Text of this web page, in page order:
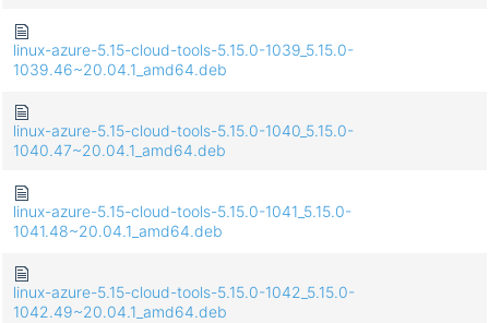
linux-azure-5.15-cloud-tools-5.15.0-1039_5.15.0-
1039.46~20.04.1_amd64.deb
linux-azure-5.15-cloud-tools-5.15.0-1040_5.15.0-
1040.47~20.04.1_amd64.deb
linux-azure-5.15-cloud-tools-5.15.0-1041_5.15.0-
1041.48~20.04.1_amd64.deb
linux-azure-5.15-cloud-tools-5.15.0-1042_5.15.0-
1042.49~20.04.1_amd64.deb